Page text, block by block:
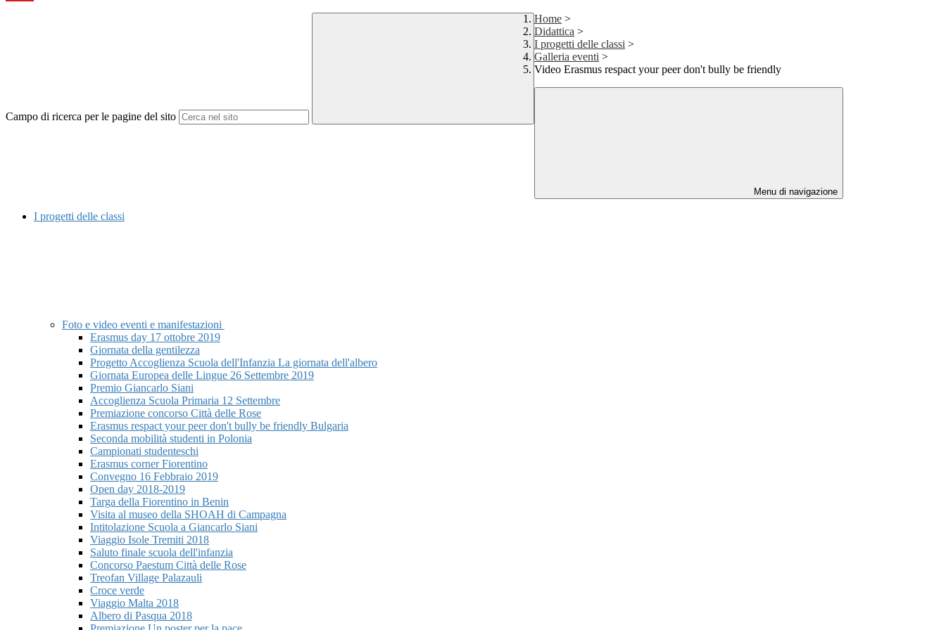
Campo di ricerca per le pagine del sito
Home >
Didattica >
I progetti delle classi >
Galleria eventi >
Video Erasmus respact your peer don't bully be friendly
Menu di navigazione
I progetti delle classi
Foto e video eventi e manifestazioni
Erasmus day 17 ottobre 2019
Giornata della gentilezza
Progetto Accoglienza Scuola dell'Infanzia La giornata dell'albero
Giornata Europea delle Lingue 26 Settembre 2019
Premio Giancarlo Siani
Accoglienza Scuola Primaria 12 Settembre
Premiazione concorso Città delle Rose
Erasmus respact your peer don't bully be friendly Bulgaria
Seconda mobilità studenti in Polonia
Campionati studenteschi
Erasmus corner Fiorentino
Convegno 16 Febbraio 2019
Open day 2018-2019
Targa della Fiorentino in Benin
Visita al museo della SHOAH di Campagna
Intitolazione Scuola a Giancarlo Siani
Viaggio Isole Tremiti 2018
Saluto finale scuola dell'infanzia
Concorso Paestum Città delle Rose
Treofan Village Palazauli
Croce verde
Viaggio Malta 2018
Albero di Pasqua 2018